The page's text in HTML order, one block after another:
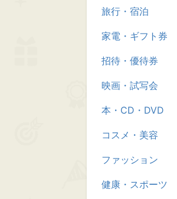
旅行・宿泊
家電・ギフト券
招待・優待券
映画・試写会
本・CD・DVD
コスメ・美容
ファッション
健康・スポーツ